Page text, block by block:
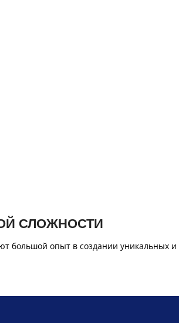
СЛОЖНОСТИ
большой опыт в создании уникальных и